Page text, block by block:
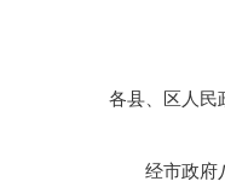
各县、区人民
经市政府八